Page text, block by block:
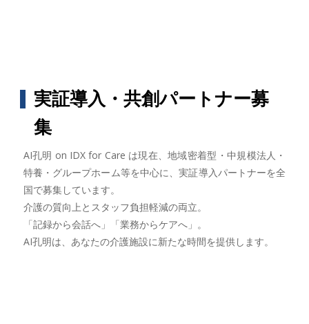
実証導入・共創パートナー募
集
AI孔明 on IDX for Care は現在、地域密着型・中規模法人・
特養・グループホーム等を中心に、実証導入パートナーを全
国で募集しています。
介護の質向上とスタッフ負担軽減の両立。
「記録から会話へ」「業務からケアへ」。
AI孔明は、あなたの介護施設に新たな時間を提供します。